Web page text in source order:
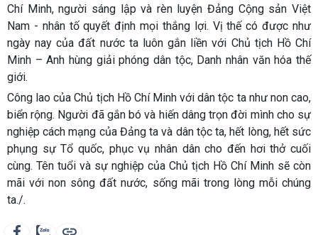
Chí Minh, người sáng lập và rèn luyện Đảng Cộng sản Việt
Nam - nhân tố quyết định mọi thắng lợi. Vị thế có được như
ngày nay của đất nước ta luôn gắn liền với Chủ tịch Hồ Chí
Minh – Anh hùng giải phóng dân tộc, Danh nhân văn hóa thế
giới.
Công lao của Chủ tịch Hồ Chí Minh với dân tộc ta như non cao,
biển rộng. Người đã gắn bó và hiến dâng trọn đời mình cho sự
nghiệp cách mạng của Đảng ta và dân tộc ta, hết lòng, hết sức
phụng sự Tổ quốc, phục vụ nhân dân cho đến hơi thở cuối
cùng. Tên tuổi và sự nghiệp của Chủ tịch Hồ Chí Minh sẽ còn
mãi với non sông đất nước, sống mãi trong lòng mỗi chúng
ta./.